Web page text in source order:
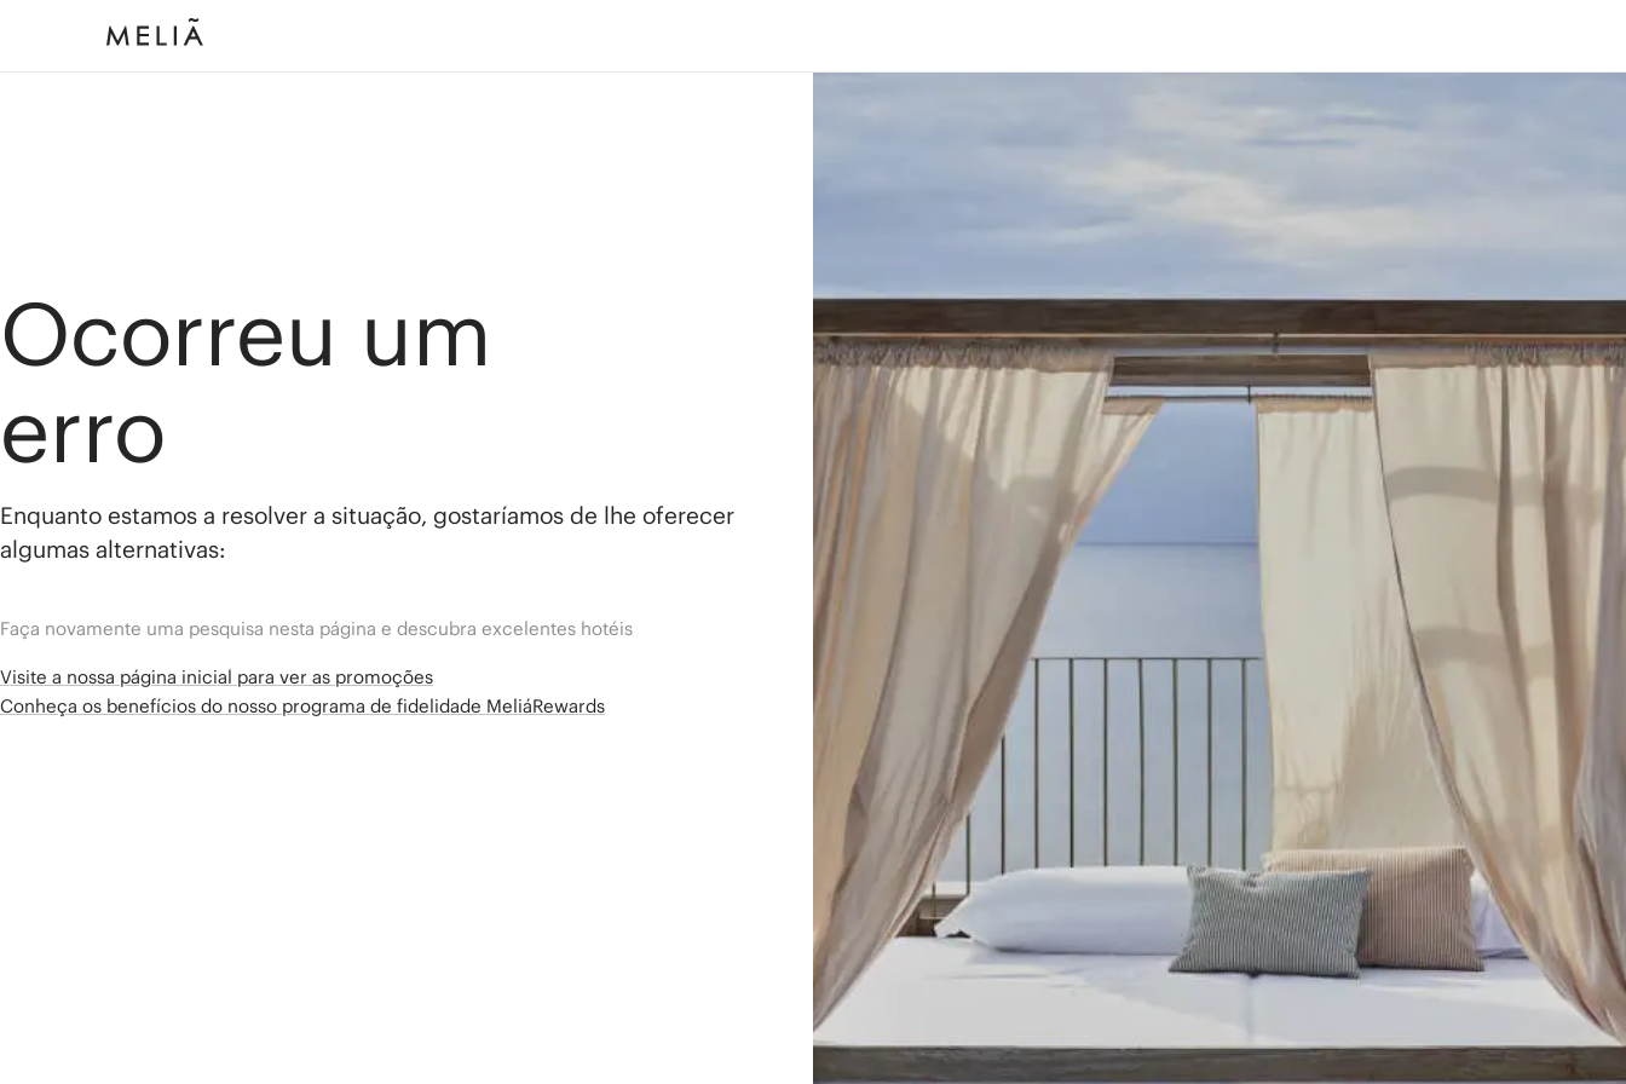
Ocorreu um
erro
Enquanto estamos a resolver a situação, gostaríamos de lhe oferecer
algumas alternativas:
Faça novamente uma pesquisa nesta página e descubra excelentes hotéis
Visite a nossa página inicial para ver as promoções
Conheça os benefícios do nosso programa de fidelidade MeliáRewards